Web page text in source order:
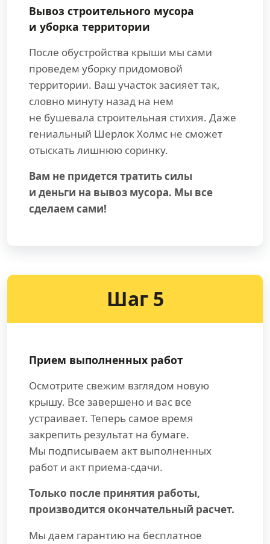
Вывоз строительного мусора
и уборка территории
После обустройства крыши мы сами
проведем уборку придомовой
территории. Ваш участок засияет так,
словно минуту назад на нем
не бушевала строительная стихия. Даже
гениальный Шерлок Холмс не сможет
отыскать лишнюю соринку.
Вам не придется тратить силы
и деньги на вывоз мусора. Мы все
сделаем сами!
Шаг 5
Прием выполненных работ
Осмотрите свежим взглядом новую
крышу. Все завершено и вас все
устраивает. Теперь самое время
закрепить результат на бумаге.
Мы подписываем акт выполненных
работ и акт приема-сдачи.
Только после принятия работы,
производится окончательный расчет.
Мы даем гарантию на бесплатное